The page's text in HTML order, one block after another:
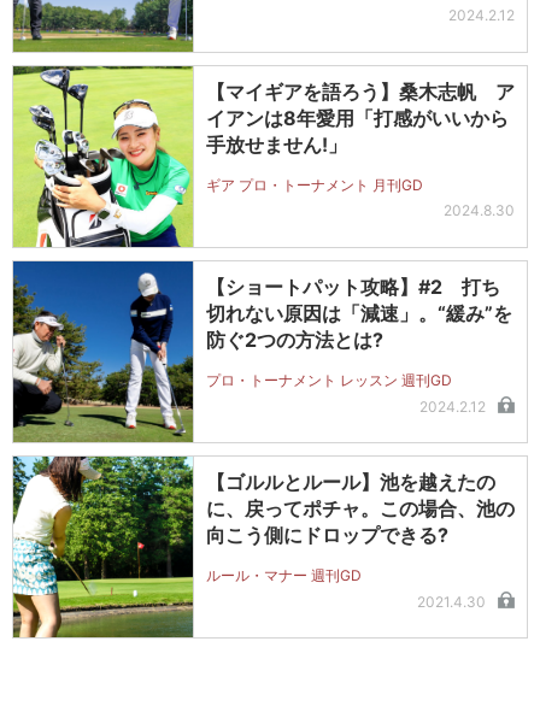
2024.2.12
【マイギアを語ろう】桑木志帆 ア
イアンは8年愛用「打感がいいから
手放せません!」
ギア プロ・トーナメント 月刊GD
2024.8.30
【ショートパット攻略】#2 打ち
切れない原因は「減速」。“緩み”を
防ぐ2つの方法とは?
プロ・トーナメント レッスン 週刊GD
2024.2.12
【ゴルルとルール】池を越えたの
に、戻ってポチャ。この場合、池の
向こう側にドロップできる?
ルール・マナー 週刊GD
2021.4.30